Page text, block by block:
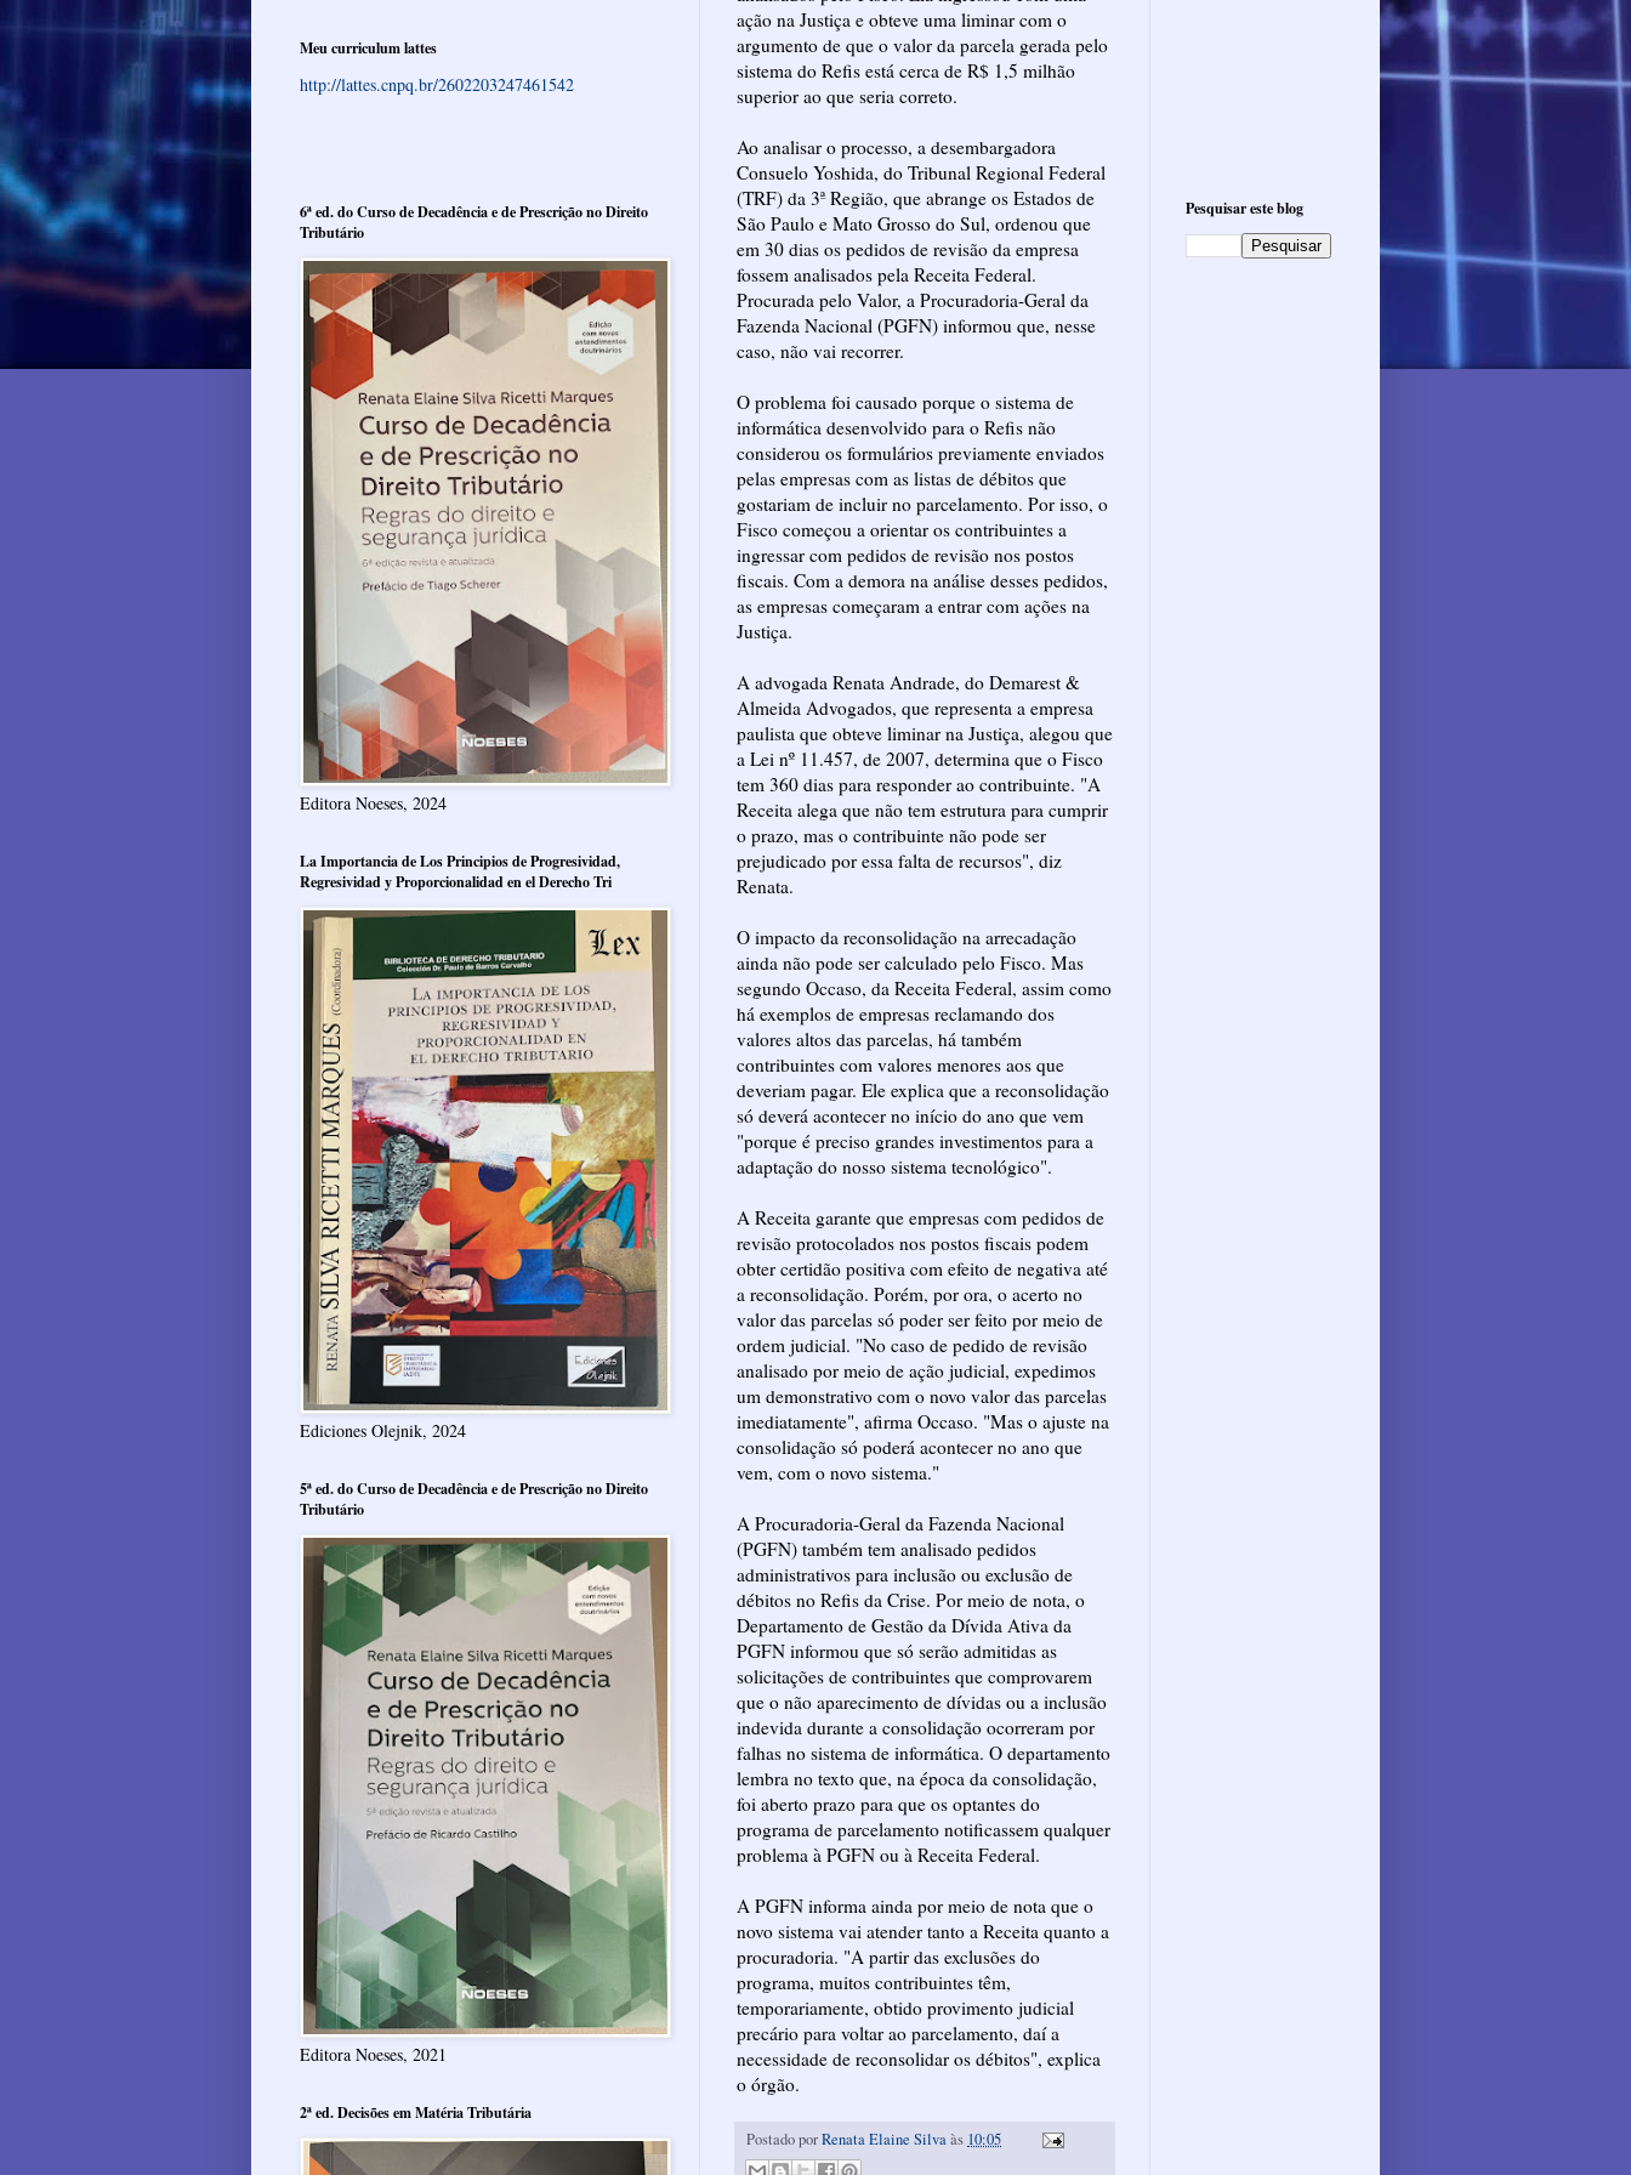
ação na Justiça e obteve uma liminar com o
argumento de que o valor da parcela gerada pelo
sistema do Refis está cerca de R$ 1,5 milhão
superior ao que seria correto.
Ao analisar o processo, a desembargadora
Consuelo Yoshida, do Tribunal Regional Federal
(TRF) da 3ª Região, que abrange os Estados de
São Paulo e Mato Grosso do Sul, ordenou que
em 30 dias os pedidos de revisão da empresa
fossem analisados pela Receita Federal.
Procurada pelo Valor, a Procuradoria-Geral da
Fazenda Nacional (PGFN) informou que, nesse
caso, não vai recorrer.
O problema foi causado porque o sistema de
informática desenvolvido para o Refis não
considerou os formulários previamente enviados
pelas empresas com as listas de débitos que
gostariam de incluir no parcelamento. Por isso, o
Fisco começou a orientar os contribuintes a
ingressar com pedidos de revisão nos postos
fiscais. Com a demora na análise desses pedidos,
as empresas começaram a entrar com ações na
Justiça.
A advogada Renata Andrade, do Demarest &
Almeida Advogados, que representa a empresa
paulista que obteve liminar na Justiça, alegou que
a Lei nº 11.457, de 2007, determina que o Fisco
tem 360 dias para responder ao contribuinte. "A
Receita alega que não tem estrutura para cumprir
o prazo, mas o contribuinte não pode ser
prejudicado por essa falta de recursos", diz
Renata.
O impacto da reconsolidação na arrecadação
ainda não pode ser calculado pelo Fisco. Mas
segundo Occaso, da Receita Federal, assim como
há exemplos de empresas reclamando dos
valores altos das parcelas, há também
contribuintes com valores menores aos que
deveriam pagar. Ele explica que a reconsolidação
só deverá acontecer no início do ano que vem
"porque é preciso grandes investimentos para a
adaptação do nosso sistema tecnológico".
A Receita garante que empresas com pedidos de
revisão protocolados nos postos fiscais podem
obter certidão positiva com efeito de negativa até
a reconsolidação. Porém, por ora, o acerto no
valor das parcelas só poder ser feito por meio de
ordem judicial. "No caso de pedido de revisão
analisado por meio de ação judicial, expedimos
um demonstrativo com o novo valor das parcelas
imediatamente", afirma Occaso. "Mas o ajuste na
consolidação só poderá acontecer no ano que
vem, com o novo sistema."
A Procuradoria-Geral da Fazenda Nacional
(PGFN) também tem analisado pedidos
administrativos para inclusão ou exclusão de
débitos no Refis da Crise. Por meio de nota, o
Departamento de Gestão da Dívida Ativa da
PGFN informou que só serão admitidas as
solicitações de contribuintes que comprovarem
que o não aparecimento de dívidas ou a inclusão
indevida durante a consolidação ocorreram por
falhas no sistema de informática. O departamento
lembra no texto que, na época da consolidação,
foi aberto prazo para que os optantes do
programa de parcelamento notificassem qualquer
problema à PGFN ou à Receita Federal.
A PGFN informa ainda por meio de nota que o
novo sistema vai atender tanto a Receita quanto a
procuradoria. "A partir das exclusões do
programa, muitos contribuintes têm,
temporariamente, obtido provimento judicial
precário para voltar ao parcelamento, daí a
necessidade de reconsolidar os débitos", explica
o órgão.
Postado porRenata Elaine Silvaàs 10:05
Meu curriculum lattes
http://lattes.cnpq.br/2602203247461542
6ª ed. do Curso de Decadência e de Prescrição no Direito
Tributário
Editora Noeses, 2024
La Importancia de Los Principios de Progresividad,
Regresividad y Proporcionalidad en el Derecho Tri
Ediciones Olejnik, 2024
5ª ed. do Curso de Decadência e de Prescrição no Direito
Tributário
Editora Noeses, 2021
2ª ed. Decisões em Matéria Tributária
Pesquisar este blog